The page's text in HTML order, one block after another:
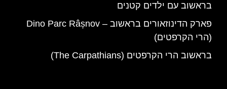
בראשוב עם ילדים קטנים
פארק הדינוזאורים בראשוב – Dino Parc Râșnov
(הרי הקרפטים)
בראשוב הרי הקרפטים (The Carpathians)